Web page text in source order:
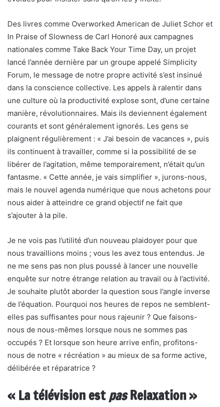
Des livres comme Overworked American de Juliet Schor et
In Praise of Slowness de Carl Honoré aux campagnes
nationales comme Take Back Your Time Day, un projet
lancé l’année dernière par un groupe appelé Simplicity
Forum, le message de notre propre activité s’est insinué
dans la conscience collective. Les appels à ralentir dans
une culture où la productivité explose sont, d’une certaine
manière, révolutionnaires. Mais ils deviennent également
courants et sont généralement ignorés. Les gens se
plaignent régulièrement : « J’ai besoin de vacances », puis
ils continuent à travailler, comme si la possibilité de se
libérer de l’agitation, même temporairement, n’était qu’un
fantasme. « Cette année, je vais simplifier », jurons-nous,
mais le nouvel agenda numérique que nous achetons pour
nous aider à atteindre ce grand objectif ne fait que
s’ajouter à la pile.
Je ne vois pas l’utilité d’un nouveau plaidoyer pour que
nous travaillions moins ; vous les avez tous entendus. Je
ne me sens pas non plus poussé à lancer une nouvelle
enquête sur notre étrange relation au travail ou à l’activité.
Je souhaite plutôt aborder la question sous l’angle inverse
de l’équation. Pourquoi nos heures de repos ne semblent-
elles pas suffisantes pour nous rajeunir ? Que faisons-
nous de nous-mêmes lorsque nous ne sommes pas
occupés ? Et lorsque son heure arrive enfin, profitons-
nous de notre « récréation » au mieux de sa forme active,
délibérée et réparatrice ?
« La télévision estpasRelaxation »